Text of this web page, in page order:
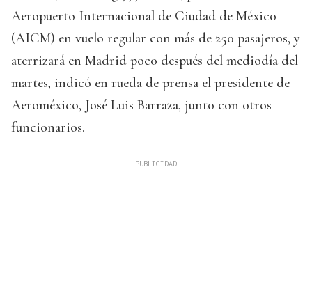
Aeropuerto Internacional de Ciudad de México
(AICM) en vuelo regular con más de 250 pasajeros, y
aterrizará en Madrid poco después del mediodía del
martes, indicó en rueda de prensa el presidente de
Aeroméxico, José Luis Barraza, junto con otros
funcionarios.